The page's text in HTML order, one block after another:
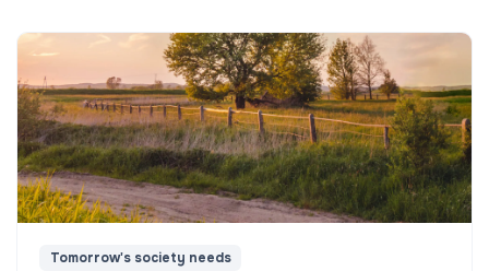
Tomorrow's society needs